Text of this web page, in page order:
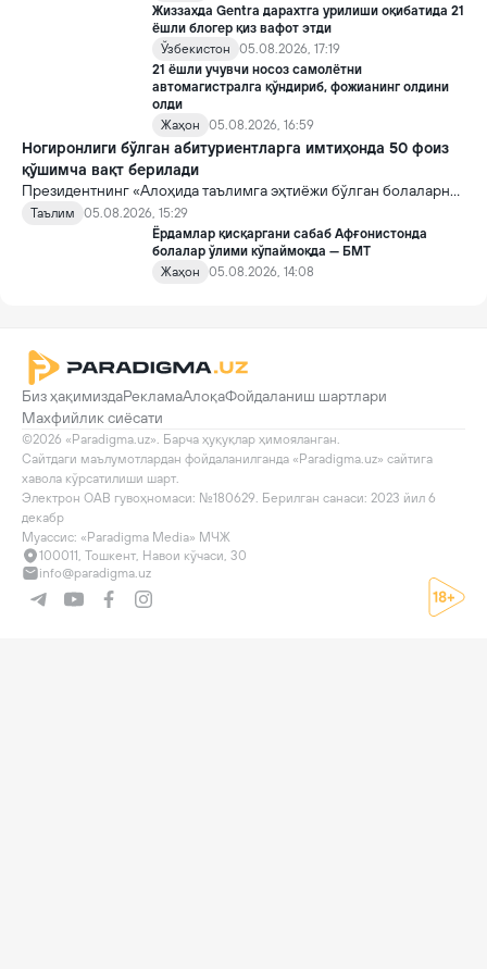
Жиззахда Gentra дарахтга урилиши оқибатида 21
ёшли блогер қиз вафот этди
Ўзбекистон
05.08.2026, 17:19
21 ёшли учувчи носоз самолётни
автомагистралга қўндириб, фожианинг олдини
олди
Жаҳон
05.08.2026, 16:59
Ногиронлиги бўлган абитуриентларга имтиҳонда 50 фоиз
қўшимча вақт берилади
Президентнинг «Алоҳида таълимга эҳтиёжи бўлган болаларни
таълим ва ижтимоий хизматлар билан қамраб олиш тизимини
такомиллаштириш бўйича қўшимча чора-тадбирлар
тўғрисида»ги қарори билан инклюзив таълим соҳасида қатор
янги механизмлар жорий этилади.
Таълим
05.08.2026, 15:29
Ёрдамлар қисқаргани сабаб Афғонистонда
болалар ўлими кўпаймоқда — БМТ
Жаҳон
05.08.2026, 14:08
Биз ҳақимиздаРекламаАлоқаФойдаланиш шартлари
Махфийлик сиёсати
©2026 «Paradigma.uz». Барча ҳуқуқлар ҳимояланган.
Сайтдаги маълумотлардан фойдаланилганда «Paradigma.uz» сайтига
хавола кўрсатилиши шарт.
Электрон ОАВ гувоҳномаси: №180629. Берилган санаси: 2023 йил 6
декабр
Муассис: «Paradigma Media» МЧЖ
100011, Тошкент, Навои кўчаси, 30
info@paradigma.uz